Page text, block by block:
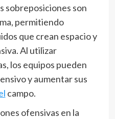
sobreposiciones son
permitiendo
que crean espacio y
Al utilizar
los equipos pueden
y aumentar sus
campo.